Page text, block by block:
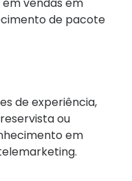
de pacote
de experiência,
ou
em